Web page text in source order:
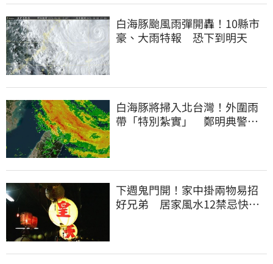
白海豚颱風雨彈開轟！10縣市
豪、大雨特報 恐下到明天
白海豚將掃入北台灣！外圍雨
帶「特別紮實」 鄭明典警告
下週鬼門開！家中掛兩物易招
好兄弟 居家風水12禁忌快檢